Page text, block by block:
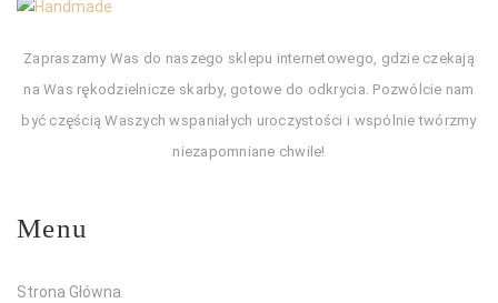
Zapraszamy Was do naszego sklepu internetowego, gdzie czekają
na Was rękodzielnicze skarby, gotowe do odkrycia. Pozwólcie nam
być częścią Waszych wspaniałych uroczystości i wspólnie twórzmy
niezapomniane chwile!
Menu
Strona Główna